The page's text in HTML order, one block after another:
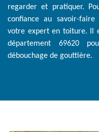
regarder et pratiquer.
confiance au savoir-faire
votre expert en toiture. Il
département 69620
débouchage de gouttière.